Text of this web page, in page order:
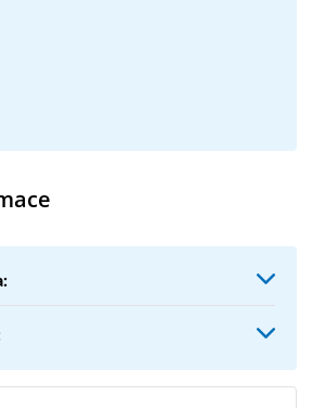
asfaltová emulze,
plastickým krycím nátěrům
a i k jiným hydroizolačním